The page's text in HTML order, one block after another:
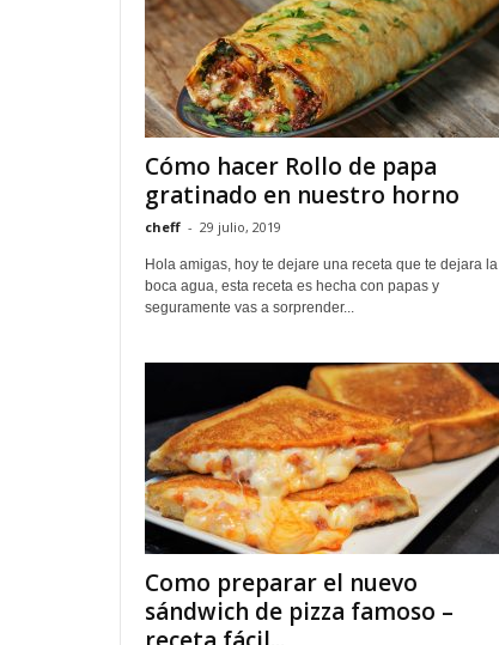
Cómo hacer Rollo de papa
gratinado en nuestro horno
cheff - 29 julio, 2019
Hola amigas, hoy te dejare una receta que te dejara la
boca agua, esta receta es hecha con papas y
seguramente vas a sorprender...
Como preparar el nuevo
sándwich de pizza famoso –